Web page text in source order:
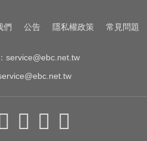
延燒！NBA前球星
們 公告 隱私權政策 常見問題
service@ebc.net.tw